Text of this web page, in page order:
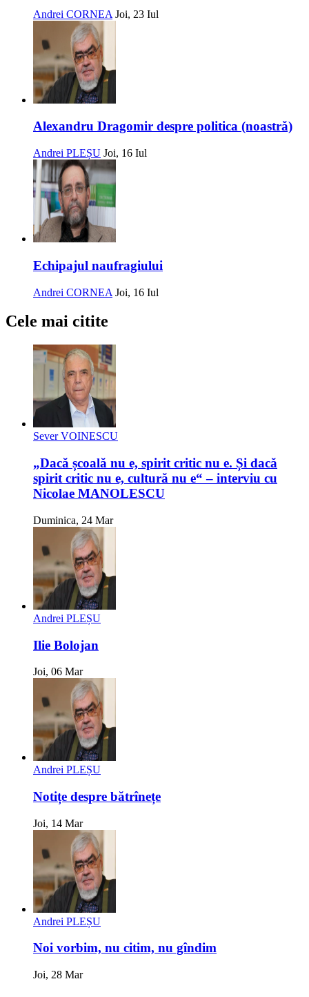
Andrei CORNEA Joi, 23 Iul
Alexandru Dragomir despre politica (noastră)
Andrei PLEȘU Joi, 16 Iul
Echipajul naufragiului
Andrei CORNEA Joi, 16 Iul
Cele mai citite
Sever VOINESCU
„Dacă școală nu e, spirit critic nu e. Și dacă
spirit critic nu e, cultură nu e“ – interviu cu
Nicolae MANOLESCU
Duminica, 24 Mar
Andrei PLEȘU
Ilie Bolojan
Joi, 06 Mar
Andrei PLEȘU
Notițe despre bătrînețe
Joi, 14 Mar
Andrei PLEȘU
Noi vorbim, nu citim, nu gîndim
Joi, 28 Mar